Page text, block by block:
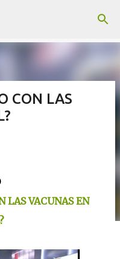
CON LAS
LAS VACUNAS EN